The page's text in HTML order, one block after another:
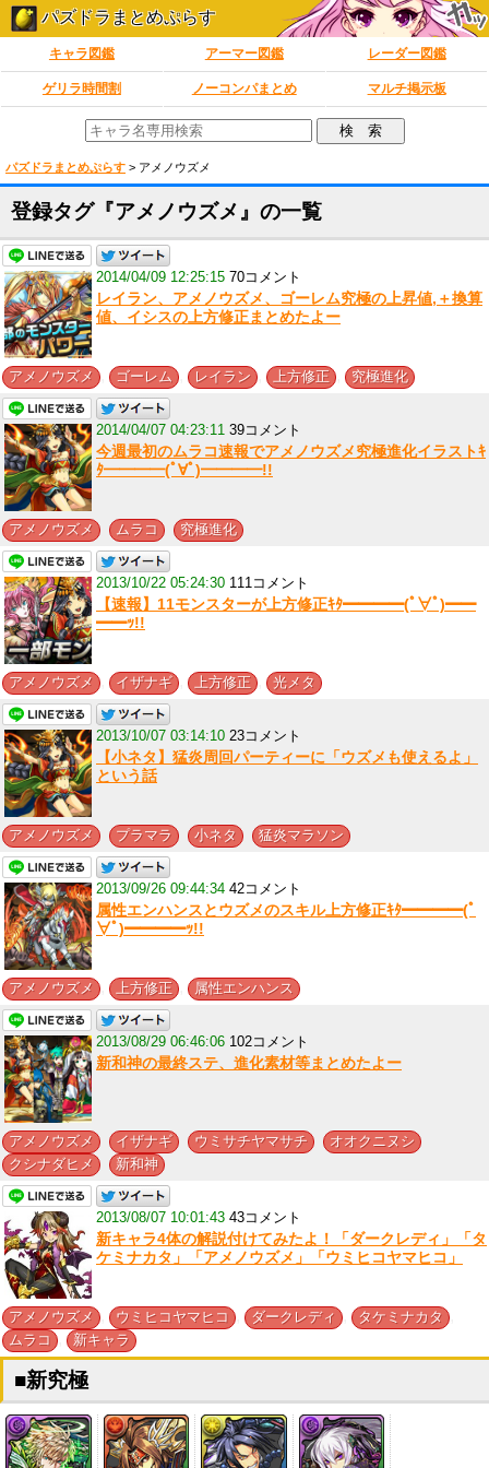
パズドラまとめぷらす
キャラ図鑑 アーマー図鑑 レーダー図鑑
ゲリラ時間割 ノーコンパまとめ マルチ掲示板
パズドラまとめぷらす > アメノウズメ
登録タグ『アメノウズメ』の一覧
2014/04/09 12:25:15 70コメント
レイラン、アメノウズメ、ゴーレム究極の上昇値,＋換算
値、イシスの上方修正まとめたよー
アメノウズメ ゴーレム レイラン 上方修正 究極進化
2014/04/07 04:23:11 39コメント
今週最初のムラコ速報でアメノウズメ究極進化イラストｷ
ﾀ━━━━(ﾟ∀ﾟ)━━━━!!
アメノウズメ ムラコ 究極進化
2013/10/22 05:24:30 111コメント
【速報】11モンスターが上方修正ｷﾀ━━━━(ﾟ∀ﾟ)━━
━━ｯ!!
アメノウズメ イザナギ 上方修正 光メタ
2013/10/07 03:14:10 23コメント
【小ネタ】猛炎周回パーティーに「ウズメも使えるよ」
という話
アメノウズメ プラマラ 小ネタ 猛炎マラソン
2013/09/26 09:44:34 42コメント
属性エンハンスとウズメのスキル上方修正ｷﾀ━━━━(ﾟ
∀ﾟ)━━━━ｯ!!
アメノウズメ 上方修正 属性エンハンス
2013/08/29 06:46:06 102コメント
新和神の最終ステ、進化素材等まとめたよー
アメノウズメ イザナギ ウミサチヤマサチ オオクニヌシ
クシナダヒメ 新和神
2013/08/07 10:01:43 43コメント
新キャラ4体の解説付けてみたよ！「ダークレディ」「タ
ケミナカタ」「アメノウズメ」「ウミヒコヤマヒコ」
アメノウズメ ウミヒコヤマヒコ ダークレディ タケミナカタ
ムラコ 新キャラ
■新究極